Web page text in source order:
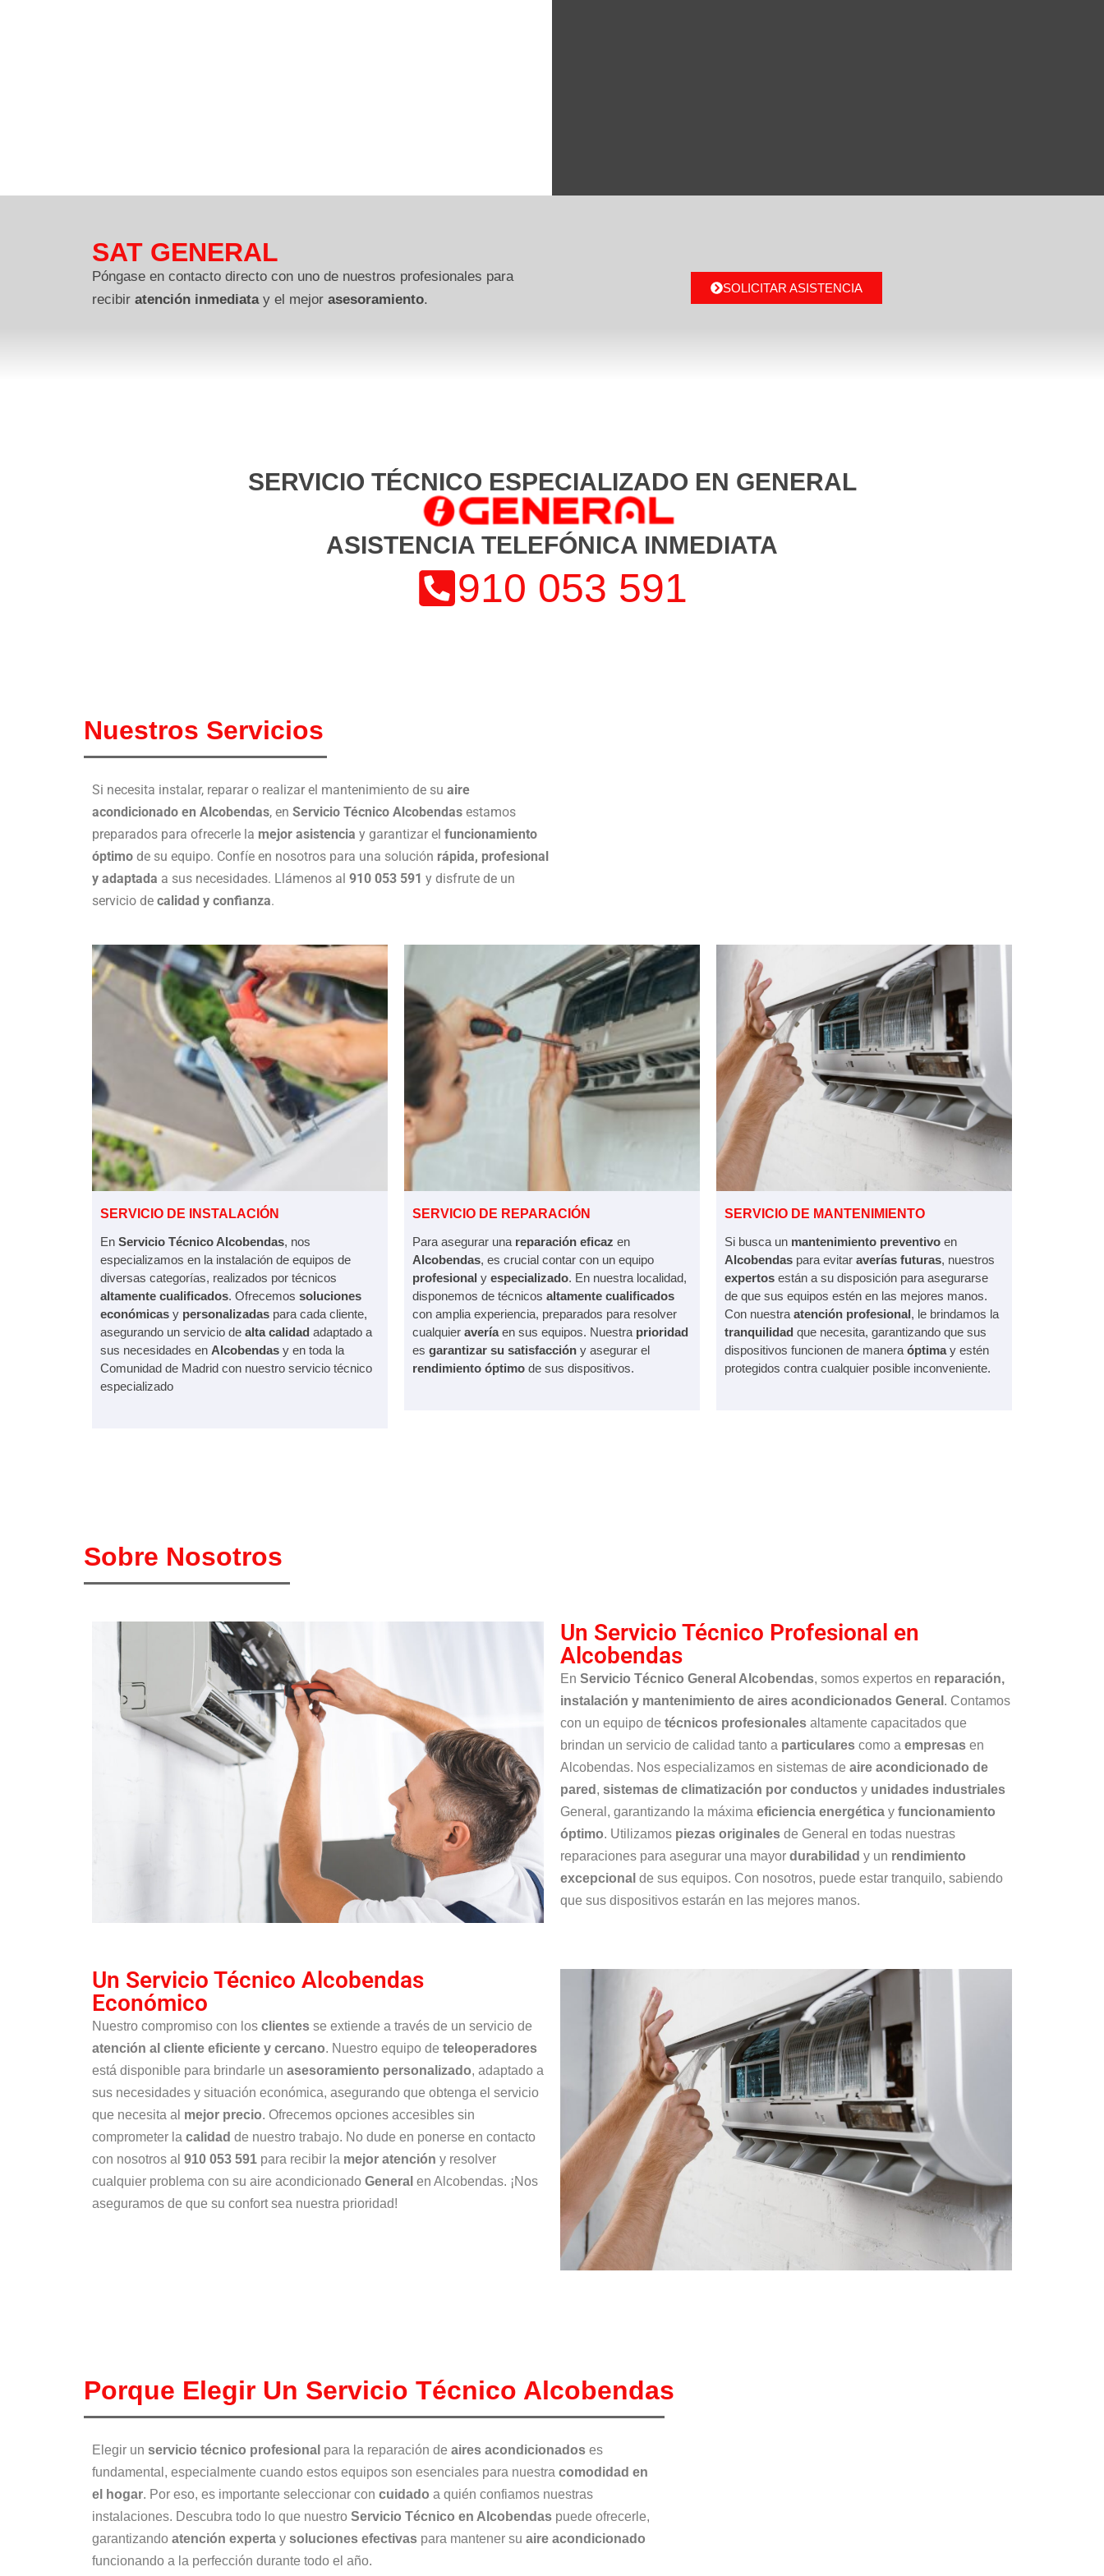
SAT GENERAL
Póngase en contacto directo con uno de nuestros profesionales para
recibir atención inmediatay el mejor asesoramiento.
SOLICITAR ASISTENCIA
SERVICIO TÉCNICO ESPECIALIZADO EN GENERAL
ASISTENCIA TELEFÓNICA INMEDIATA
910 053 591
Nuestros Servicios
Si necesita instalar, reparar o realizar el mantenimiento de su aire
acondicionado en Alcobendas, en Servicio Técnico Alcobendas estamos
preparados para ofrecerle la mejor asistencia y garantizar el funcionamiento
óptimo de su equipo. Confíe en nosotros para una solución rápida, profesional
y adaptada a sus necesidades. Llámenos al 910 053 591 y disfrute de un
servicio de calidad y confianza.
SERVICIO DE INSTALACIÓN
En Servicio Técnico Alcobendas, nos
especializamos en la instalación de equipos de
diversas categorías, realizados por técnicos
altamente cualificados. Ofrecemos soluciones
económicas y personalizadas para cada cliente,
asegurando un servicio de alta calidad adaptado a
sus necesidades en Alcobendas y en toda la
Comunidad de Madrid con nuestro servicio técnico
especializado
SERVICIO DE REPARACIÓN
Para asegurar una reparación eficaz en
Alcobendas, es crucial contar con un equipo
profesional y especializado. En nuestra localidad,
disponemos de técnicos altamente cualificados
con amplia experiencia, preparados para resolver
cualquier averíaen sus equipos. Nuestra prioridad
es garantizar su satisfacción y asegurar el
rendimiento óptimo de sus dispositivos.
SERVICIO DE MANTENIMIENTO
Si busca un mantenimiento preventivo en
Alcobendas para evitar averías futuras, nuestros
expertos están a su disposición para asegurarse
de que sus equipos estén en las mejores manos.
Con nuestraatención profesional , le brindamos la
tranquilidad que necesita, garantizando que sus
dispositivos funcionen de maneraóptimay estén
protegidos contra cualquier posible inconveniente.
Sobre Nosotros
Un Servicio Técnico Profesional en
Alcobendas
En Servicio Técnico General Alcobendas, somos expertos en reparación,
instalación y mantenimiento de aires acondicionados General . Contamos
con un equipo de técnicos profesionales altamente capacitados que
brindan un servicio de calidad tanto a particulares como a empresas en
Alcobendas. Nos especializamos en sistemas de aire acondicionado de
pared , sistemas de climatización por conductos y unidades industriales
General, garantizando la máxima eficiencia energética y funcionamiento
óptimo. Utilizamos piezas originales de General en todas nuestras
reparaciones para asegurar una mayor durabilidad y un rendimiento
excepcional de sus equipos. Con nosotros, puede estar tranquilo, sabiendo
que sus dispositivos estarán en las mejores manos.
Un Servicio Técnico Alcobendas
Económico
Nuestro compromiso con los clientes se extiende a través de un servicio de
atención al cliente eficiente y cercano. Nuestro equipo de teleoperadores
está disponible para brindarle un asesoramiento personalizado, adaptado a
sus necesidades y situación económica, asegurando que obtenga el servicio
que necesita al mejor precio. Ofrecemos opciones accesibles sin
comprometer la calidad de nuestro trabajo. No dude en ponerse en contacto
con nosotros al 910 053 591 para recibir la mejor atención y resolver
cualquier problema con su aire acondicionado General en Alcobendas. ¡Nos
aseguramos de que su confort sea nuestra prioridad!
Porque Elegir Un Servicio Técnico Alcobendas
Elegir un servicio técnico profesional para la reparación de aires acondicionados es
fundamental, especialmente cuando estos equipos son esenciales para nuestra comodidad en
el hogar. Por eso, es importante seleccionar con cuidado a quién confiamos nuestras
instalaciones. Descubra todo lo que nuestro Servicio Técnico en Alcobendas puede ofrecerle,
garantizando atención experta y soluciones efectivas para mantener su aire acondicionado
funcionando a la perfección durante todo el año.